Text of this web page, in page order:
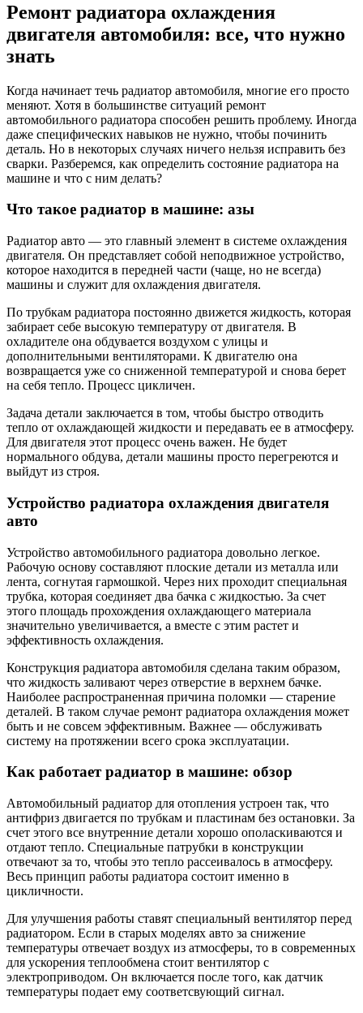
Ремонт радиатора охлаждения
двигателя автомобиля: все, что нужно
знать
Когда начинает течь радиатор автомобиля, многие его просто
меняют. Хотя в большинстве ситуаций ремонт
автомобильного радиатора способен решить проблему. Иногда
даже специфических навыков не нужно, чтобы починить
деталь. Но в некоторых случаях ничего нельзя исправить без
сварки. Разберемся, как определить состояние радиатора на
машине и что с ним делать?
Что такое радиатор в машине: азы
Радиатор авто — это главный элемент в системе охлаждения
двигателя. Он представляет собой неподвижное устройство,
которое находится в передней части (чаще, но не всегда)
машины и служит для охлаждения двигателя.
По трубкам радиатора постоянно движется жидкость, которая
забирает себе высокую температуру от двигателя. В
охладителе она обдувается воздухом с улицы и
дополнительными вентиляторами. К двигателю она
возвращается уже со сниженной температурой и снова берет
на себя тепло. Процесс цикличен.
Задача детали заключается в том, чтобы быстро отводить
тепло от охлаждающей жидкости и передавать ее в атмосферу.
Для двигателя этот процесс очень важен. Не будет
нормального обдува, детали машины просто перегреются и
выйдут из строя.
Устройство радиатора охлаждения двигателя
авто
Устройство автомобильного радиатора довольно легкое.
Рабочую основу составляют плоские детали из металла или
лента, согнутая гармошкой. Через них проходит специальная
трубка, которая соединяет два бачка с жидкостью. За счет
этого площадь прохождения охлаждающего материала
значительно увеличивается, а вместе с этим растет и
эффективность охлаждения.
Конструкция радиатора автомобиля сделана таким образом,
что жидкость заливают через отверстие в верхнем бачке.
Наиболее распространенная причина поломки — старение
деталей. В таком случае ремонт радиатора охлаждения может
быть и не совсем эффективным. Важнее — обслуживать
систему на протяжении всего срока эксплуатации.
Как работает радиатор в машине: обзор
Автомобильный радиатор для отопления устроен так, что
антифриз двигается по трубкам и пластинам без остановки. За
счет этого все внутренние детали хорошо ополаскиваются и
отдают тепло. Специальные патрубки в конструкции
отвечают за то, чтобы это тепло рассеивалось в атмосферу.
Весь принцип работы радиатора состоит именно в
цикличности.
Для улучшения работы ставят специальный вентилятор перед
радиатором. Если в старых моделях авто за снижение
температуры отвечает воздух из атмосферы, то в современных
для ускорения теплообмена стоит вентилятор с
электроприводом. Он включается после того, как датчик
температуры подает ему соответсвующий сигнал.